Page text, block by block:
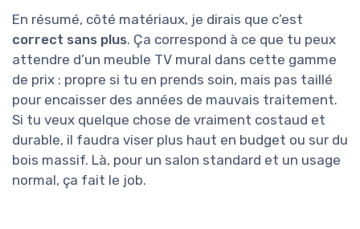
En résumé, côté matériaux, je dirais que c’est
correct sans plus. Ça correspond à ce que tu peux
attendre d’un meuble TV mural dans cette gamme
de prix : propre si tu en prends soin, mais pas taillé
pour encaisser des années de mauvais traitement.
Si tu veux quelque chose de vraiment costaud et
durable, il faudra viser plus haut en budget ou sur du
bois massif. Là, pour un salon standard et un usage
normal, ça fait le job.